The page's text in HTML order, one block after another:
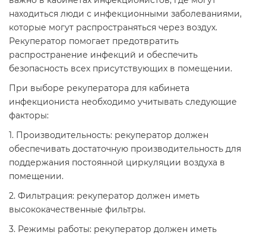
находиться люди с инфекционными заболеваниями,
которые могут распространяться через воздух.
Рекуператор помогает предотвратить
распространение инфекций и обеспечить
безопасность всех присутствующих в помещении.
При выборе рекуператора для кабинета
инфекциониста необходимо учитывать следующие
факторы:
1. Производительность: рекуператор должен
обеспечивать достаточную производительность для
поддержания постоянной циркуляции воздуха в
помещении.
2. Фильтрация: рекуператор должен иметь
высококачественные фильтры.
3. Режимы работы: рекуператор должен иметь